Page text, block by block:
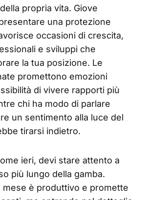
propria vita. Giove
una protezione
occasioni di crescita,
e sviluppi che
la tua posizione. Le
promettono emozioni
di vivere rapporti più
chi ha modo di parlare
un sentimento alla luce del
tirarsi indietro.
ieri, devi stare attento a
più lungo della gamba.
mese è produttivo e promette